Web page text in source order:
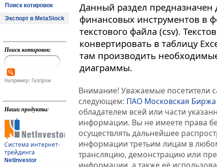
Поиск котировок
Экспорт в MetaStock
Поиск котировок:
Например: Газпром
Наши продукты:
Система интернет-
трейдинга
NetInvestor
Данный раздел
финансовых инструментов в
текстового файла (csv).
конвертировать в таблицу
там производить
диаграммы.
Внимание! Уважаемые посетители
следующем: ПАО Московская Биржа
обладателем всей или части
информации. Вы не имеете права
осуществлять дальнейшее
информации третьим лицам в
трансляцию, демонстрацию или